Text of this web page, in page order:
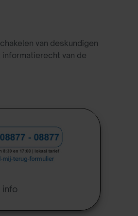
van deskundigen
informatierecht van de
info